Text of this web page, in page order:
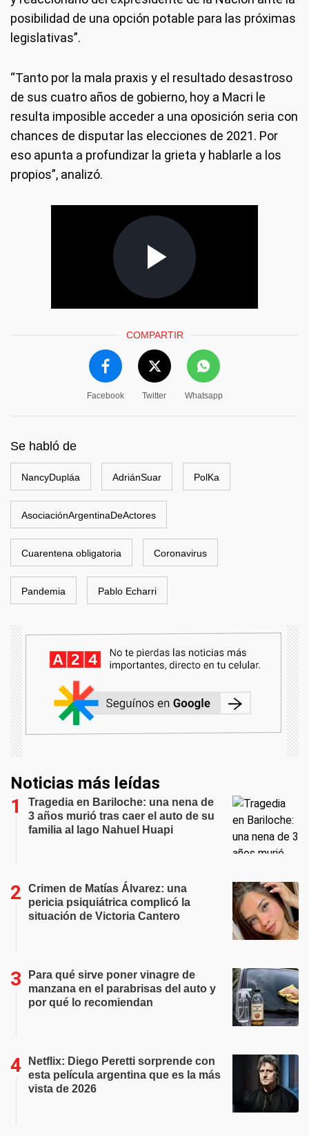
posibilidad de una opción potable para las próximas
legislativas”.
“Tanto por la mala praxis y el resultado desastroso
de sus cuatro años de gobierno, hoy a Macri le
resulta imposible acceder a una oposición seria con
chances de disputar las elecciones de 2021. Por
eso apunta a profundizar la grieta y hablarle a los
propios”, analizó.
COMPARTIR
Facebook Twitter Whatsapp
Se habló de
NancyDupláa AdriánSuar PolKa
AsociaciónArgentinaDeActores
Cuarentena obligatoria Coronavirus
Pandemia Pablo Echarri
Noticias más leídas
Tragedia en Bariloche: una nena de
3 años murió tras caer el auto de su
familia al lago Nahuel Huapi
Crimen de Matías Álvarez: una
pericia psiquiátrica complicó la
situación de Victoria Cantero
Para qué sirve poner vinagre de
manzana en el parabrisas del auto y
por qué lo recomiendan
Netflix: Diego Peretti sorprende con
esta película argentina que es la más
vista de 2026